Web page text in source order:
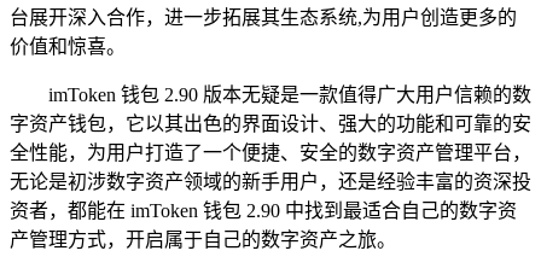
台展开深入合作，进一步拓展其生态系统,为用户创造更多的
价值和惊喜。
imToken 钱包 2.90 版本无疑是一款值得广大用户信赖的数
字资产钱包，它以其出色的界面设计、强大的功能和可靠的安
全性能，为用户打造了一个便捷、安全的数字资产管理平台，
无论是初涉数字资产领域的新手用户，还是经验丰富的资深投
资者，都能在 imToken 钱包 2.90 中找到最适合自己的数字资
产管理方式，开启属于自己的数字资产之旅。